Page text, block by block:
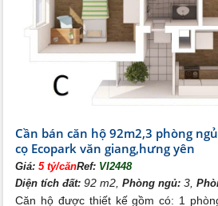
Cần bán căn hộ 92m2,3 phòng
cọ Ecopark văn giang,hưng yên
Giá:5 tỷ/cănRef: VI2448
Diện tích đất: 92 m2,Phòng ngủ: 3,
Căn hộ được thiết kế gồm có: 1